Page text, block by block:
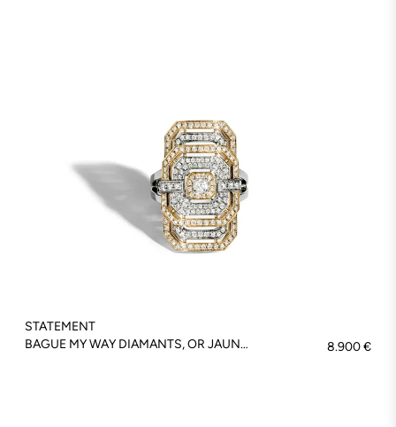
STATEMENT
BAGUE MY WAY DIAMANTS, OR JAUNE & BLANC - FSJ555
8.900 €